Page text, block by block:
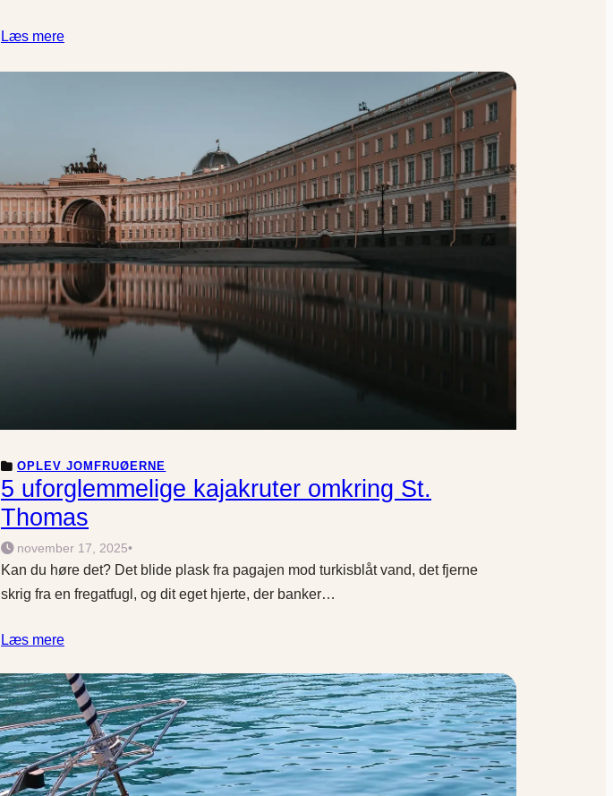
Læs mere
OPLEV JOMFRUØERNE
5 uforglemmelige kajakruter omkring St.
Thomas
november 17, 2025•
Kan du høre det? Det blide plask fra pagajen mod turkisblåt vand, det fjerne
skrig fra en fregatfugl, og dit eget hjerte, der banker…
Læs mere